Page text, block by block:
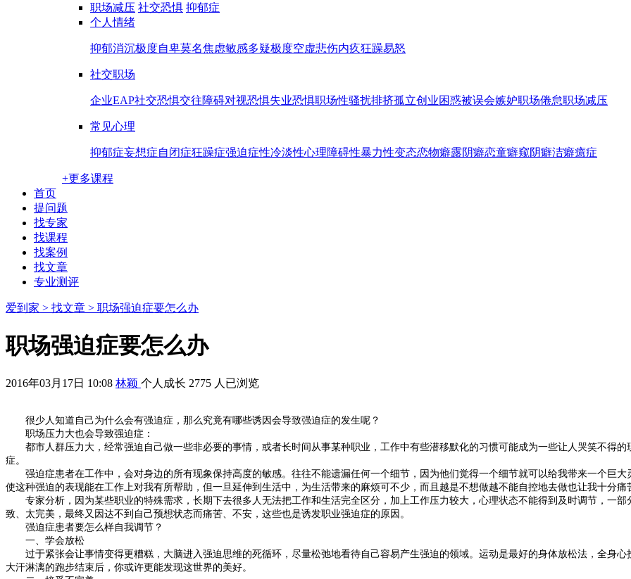
职场减压 社交恐惧 抑郁症
个人情绪
抑郁消沉极度自卑莫名焦虑敏感多疑极度空虚悲伤内疚狂躁易怒
社交职场
企业EAP社交恐惧交往障碍对视恐惧失业恐惧职场性骚扰排挤孤立创业困惑被误会嫉妒职场倦怠职场减压
常见心理
抑郁症妄想症自闭症狂躁症强迫症性冷淡性心理障碍性暴力性变态恋物癖露阴癖恋童癖窥阴癖洁癖癔症
+更多课程
首页
提问题
找专家
找课程
找案例
找文章
专业测评
爱到家 > 找文章 > 职场强迫症要怎么办
职场强迫症要怎么办
2016年03月17日 10:08 林颖 个人成长 2775 人已浏览
很少人知道自己为什么会有强迫症，那么究竟有哪些诱因会导致强迫症的发生呢？
职场压力大也会导致强迫症：
都市人群压力大，经常强迫自己做一些非必要的事情，或者长时间从事某种职业，工作中有些潜移默化的习惯可能成为一些让人哭笑不得
症。
强迫症患者在工作中，会对身边的所有现象保持高度的敏感。往往不能遗漏任何一个细节，因为他们觉得一个细节就可以给我带来一个巨
使这种强迫的表现能在工作上对我有所帮助，但一旦延伸到生活中，为生活带来的麻烦可不少，而且越是不想做越不能自控地去做也让我十分痛
专家分析，因为某些职业的特殊需求，长期下去很多人无法把工作和生活完全区分，加上工作压力较大，心理状态不能得到及时调节，一部
致、太完美，最终又因达不到自己预想状态而痛苦、不安，这些也是诱发职业强迫症的原因。
强迫症患者要怎么样自我调节？
一、学会放松
过于紧张会让事情变得更糟糕，大脑进入强迫思维的死循环，尽量松弛地看待自己容易产生强迫的领域。运动是最好的身体放松法，全身心
大汗淋漓的跑步结束后，你或许更能发现这世界的美好。